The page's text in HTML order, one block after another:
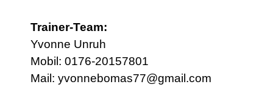
Trainer-Team:
Yvonne Unruh
Mobil: 0176-20157801
Mail: yvonnebomas77@gmail.com